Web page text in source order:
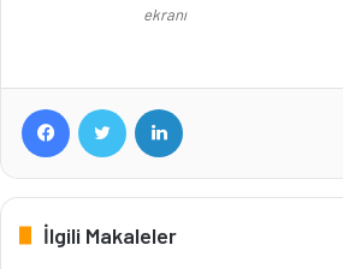
ekranı
Facebook Twitter
İlgili Makaleler